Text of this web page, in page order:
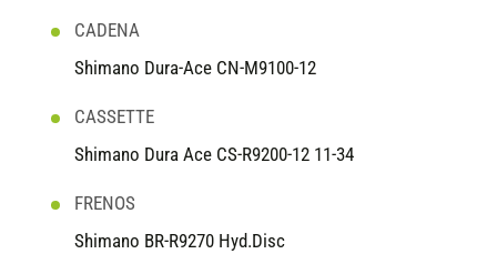
CADENA
Shimano Dura-Ace CN-M9100-12
CASSETTE
Shimano Dura Ace CS-R9200-12 11-34
FRENOS
Shimano BR-R9270 Hyd.Disc